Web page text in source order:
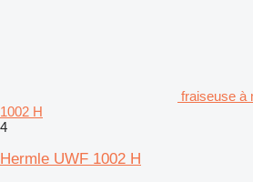
fraiseuse à
1002 H
4
Hermle UWF 1002 H